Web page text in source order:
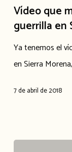
Vídeo que
guerrilla en
Ya tenemos el
en Sierra
7 de abril de 2018